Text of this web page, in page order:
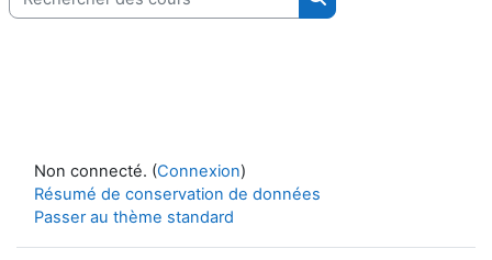
Rechercher des cours
Non connecté. (Connexion)
Résumé de conservation de données
Passer au thème standard